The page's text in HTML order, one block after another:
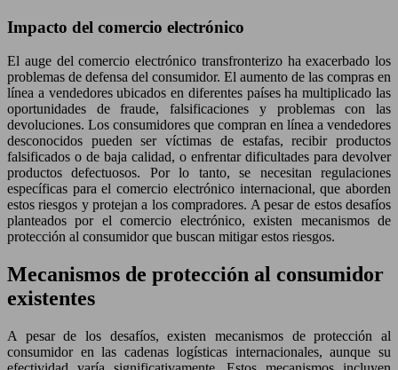
Impacto del comercio electrónico
El auge del comercio electrónico transfronterizo ha exacerbado los
problemas de defensa del consumidor. El aumento de las compras en
línea a vendedores ubicados en diferentes países ha multiplicado las
oportunidades de fraude, falsificaciones y problemas con las
devoluciones. Los consumidores que compran en línea a vendedores
desconocidos pueden ser víctimas de estafas, recibir productos
falsificados o de baja calidad, o enfrentar dificultades para devolver
productos defectuosos. Por lo tanto, se necesitan regulaciones
específicas para el comercio electrónico internacional, que aborden
estos riesgos y protejan a los compradores. A pesar de estos desafíos
planteados por el comercio electrónico, existen mecanismos de
protección al consumidor que buscan mitigar estos riesgos.
Mecanismos de protección al consumidor
existentes
A pesar de los desafíos, existen mecanismos de protección al
consumidor en las cadenas logísticas internacionales, aunque su